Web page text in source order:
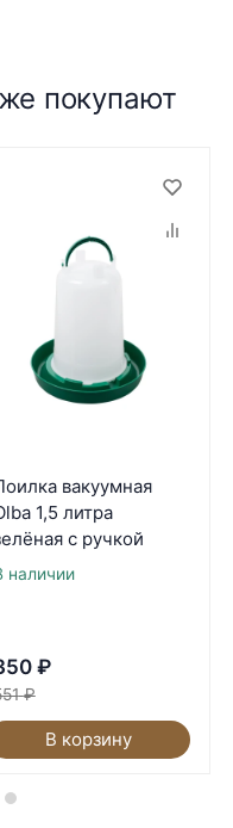
покупают
вакуумная
1,5 литра
с ручкой
наличии
₽
₽
В корзину